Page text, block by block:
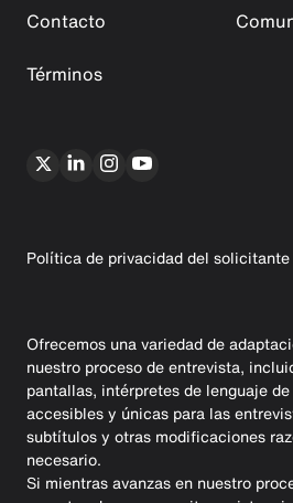
Contacto
Términos
Política de privacidad del
Ofrecemos una variedad de
nuestro proceso de entrevista,
pantallas, intérpretes de lenguaje
accesibles y únicas para las
subtítulos y otras modificaciones
necesario.
Si mientras avanzas en nuestro